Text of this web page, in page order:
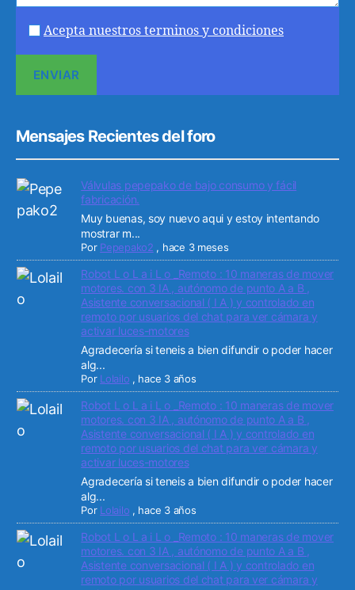
Acepta nuestros terminos y condiciones
Mensajes Recientes del foro
Válvulas pepepako de bajo consumo y fácil
fabricación.
Muy buenas, soy nuevo aqui y estoy intentando
mostrar m...
Por Pepepako2 , hace 3 meses
Robot L o L a i L o _Remoto : 10 maneras de mover
motores. con 3 IA , autónomo de punto A a B ,
Asistente conversacional ( I A ) y controlado en
remoto por usuarios del chat para ver cámara y
activar luces-motores
Agradecería si teneis a bien difundir o poder hacer
alg...
Por Lolailo , hace 3 años
Robot L o L a i L o _Remoto : 10 maneras de mover
motores. con 3 IA , autónomo de punto A a B ,
Asistente conversacional ( I A ) y controlado en
remoto por usuarios del chat para ver cámara y
activar luces-motores
Agradecería si teneis a bien difundir o poder hacer
alg...
Por Lolailo , hace 3 años
Robot L o L a i L o _Remoto : 10 maneras de mover
motores. con 3 IA , autónomo de punto A a B ,
Asistente conversacional ( I A ) y controlado en
remoto por usuarios del chat para ver cámara y